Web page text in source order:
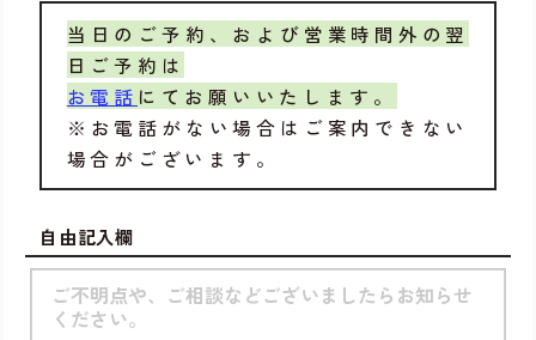
当日のご予約、および営業時間外の翌
日ご予約は
お電話 にてお願いいたします。
※お電話がない場合はご案内できない
場合がございます。
自由記入欄